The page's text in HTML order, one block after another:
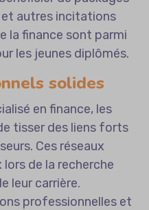
autres incitations
la finance sont parmi
les jeunes diplômés.
solides
en finance, les
tisser des liens forts
Ces réseaux
lors de la recherche
leur carrière.
professionnelles et